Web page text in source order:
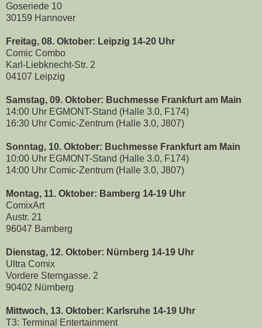
Goseriede 10
30159 Hannover
Freitag, 08. Oktober: Leipzig 14-20 Uhr
Comic Combo
Karl-Liebknecht-Str. 2
04107 Leipzig
Samstag, 09. Oktober: Buchmesse Frankfurt am Main
14:00 Uhr EGMONT-Stand (Halle 3.0, F174)
16:30 Uhr Comic-Zentrum (Halle 3.0, J807)
Sonntag, 10. Oktober: Buchmesse Frankfurt am Main
10:00 Uhr EGMONT-Stand (Halle 3.0, F174)
14:00 Uhr Comic-Zentrum (Halle 3.0, J807)
Montag, 11. Oktober: Bamberg 14-19 Uhr
ComixArt
Austr. 21
96047 Bamberg
Dienstag, 12. Oktober: Nürnberg 14-19 Uhr
Ultra Comix
Vordere Sterngasse. 2
90402 Nürnberg
Mittwoch, 13. Oktober: Karlsruhe 14-19 Uhr
T3: Terminal Entertainment